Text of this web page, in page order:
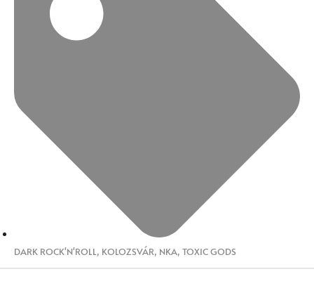
DARK ROCK'N'ROLL, KOLOZSVÁR, NKA, TOXIC GODS